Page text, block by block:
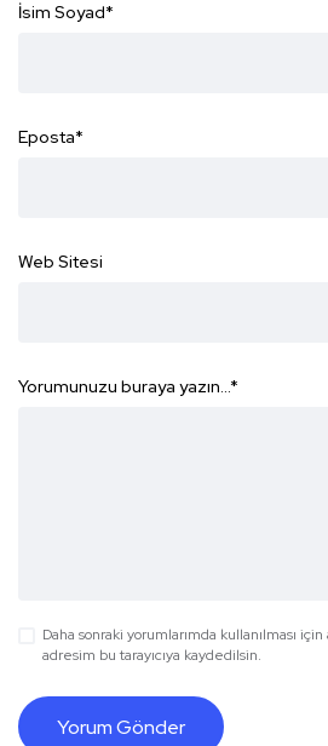
İsim Soyad*
Eposta*
Web Sitesi
Yorumunuzu buraya yazın...*
Daha sonraki yorumlarımda kullanılması
adresim bu tarayıcıya kaydedilsin.